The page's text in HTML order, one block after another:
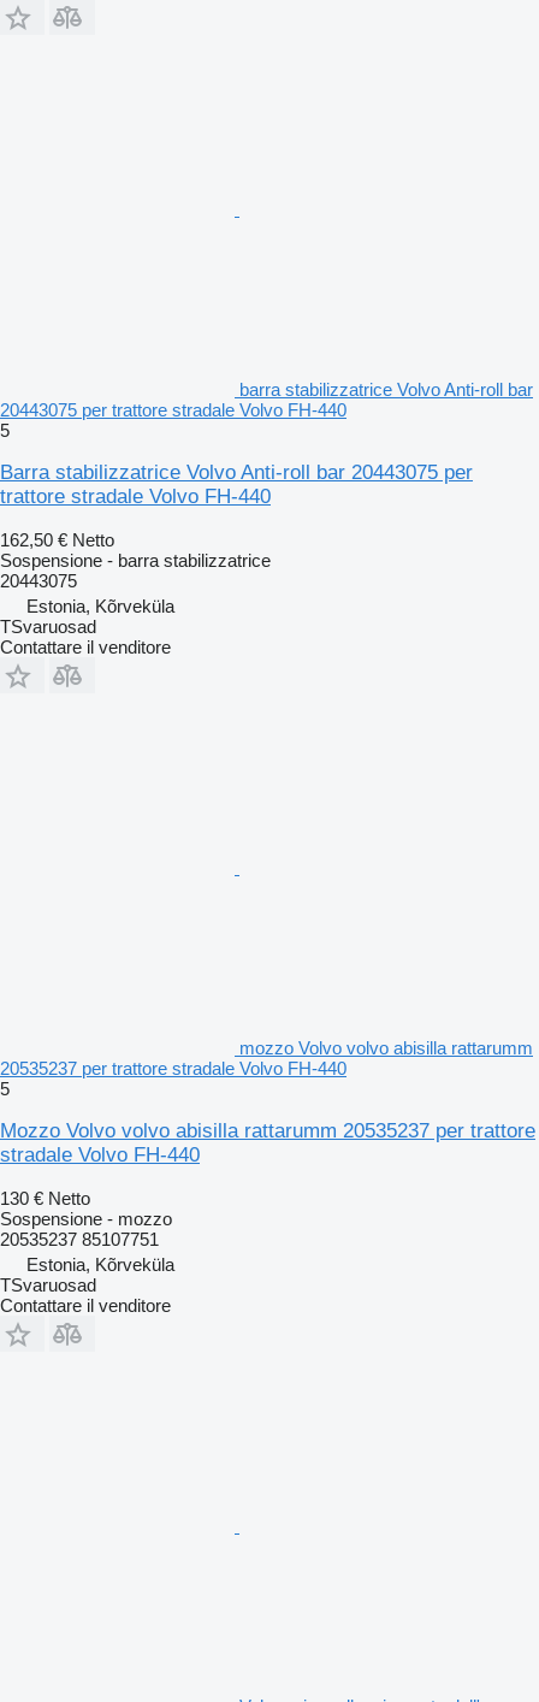
barra stabilizzatrice Volvo Anti-roll bar
20443075 per trattore stradale Volvo FH-440
5
Barra stabilizzatrice Volvo Anti-roll bar 20443075 per
trattore stradale Volvo FH-440
162,50 € Netto
Sospensione - barra stabilizzatrice
20443075
Estonia, Kõrveküla
TSvaruosad
Contattare il venditore
mozzo Volvo volvo abisilla rattarumm
20535237 per trattore stradale Volvo FH-440
5
Mozzo Volvo volvo abisilla rattarumm 20535237 per trattore
stradale Volvo FH-440
130 € Netto
Sospensione - mozzo
20535237 85107751
Estonia, Kõrveküla
TSvaruosad
Contattare il venditore